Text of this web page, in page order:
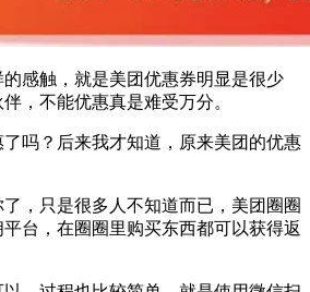
感触，就是美团优惠券明显是很少
，不能优惠真是难受万分。
吗？后来我才知道，原来美团的优惠
，只是很多人不知道而已，美团圈圈
台，在圈圈里购买东西都可以获得返